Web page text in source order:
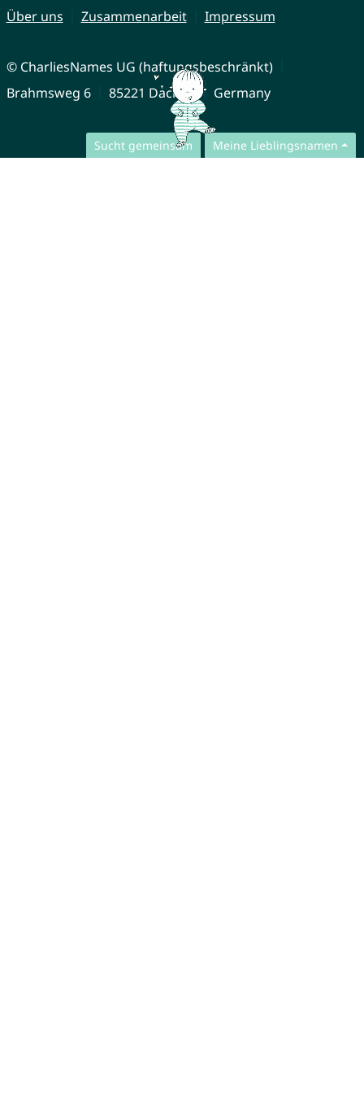
Sucht gemeinsam Meine Lieblingsnamen
Über uns
Zusammenarbeit Impressum
© CharliesNames UG (haftungsbeschränkt)
Brahmsweg 6
85221 Dachau Germany